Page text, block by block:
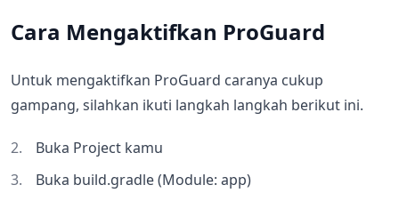
Cara Mengaktifkan ProGuard
Untuk mengaktifkan ProGuard caranya cukup
gampang, silahkan ikuti langkah langkah berikut ini.
Buka Project kamu
Buka build.gradle (Module: app)